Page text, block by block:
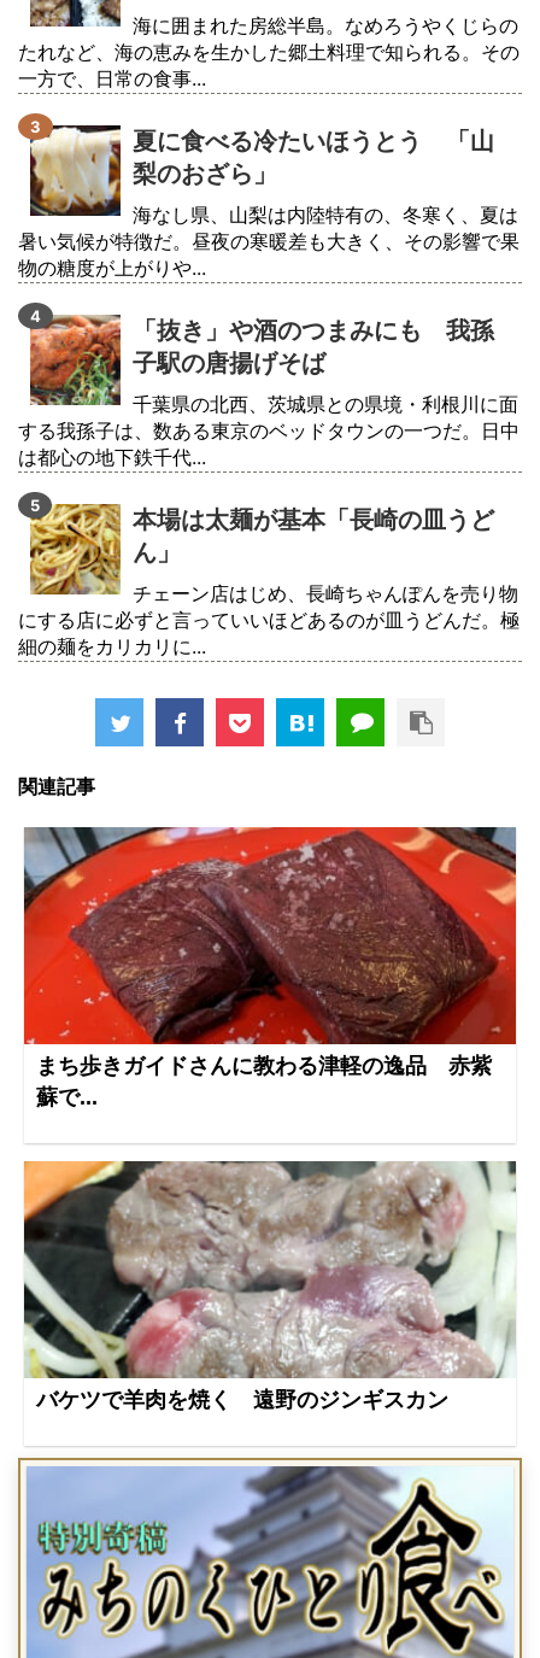
海に囲まれた房総半島。なめろうやくじらの
たれなど、海の恵みを生かした郷土料理で知られる。その
一方で、日常の食事...
夏に食べる冷たいほうとう 「山
梨のおざら」
海なし県、山梨は内陸特有の、冬寒く、夏は
暑い気候が特徴だ。昼夜の寒暖差も大きく、その影響で果
物の糖度が上がりや...
「抜き」や酒のつまみにも 我孫
子駅の唐揚げそば
千葉県の北西、茨城県との県境・利根川に面
する我孫子は、数ある東京のベッドタウンの一つだ。日中
は都心の地下鉄千代...
本場は太麺が基本「長崎の皿うど
ん」
チェーン店はじめ、長崎ちゃんぽんを売り物
にする店に必ずと言っていいほどあるのが皿うどんだ。極
細の麺をカリカリに...
関連記事
まち歩きガイドさんに教わる津軽の逸品 赤紫
蘇で...
バケツで羊肉を焼く 遠野のジンギスカン